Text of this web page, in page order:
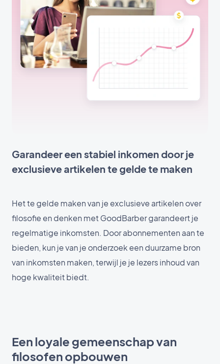
Garandeer een stabiel inkomen door je
exclusieve artikelen te gelde te maken
Het te gelde maken van je exclusieve artikelen over
filosofie en denken met GoodBarber garandeert je
regelmatige inkomsten. Door abonnementen aan te
bieden, kun je van je onderzoek een duurzame bron
van inkomsten maken, terwijl je je lezers inhoud van
hoge kwaliteit biedt.
Een loyale gemeenschap van
filosofen opbouwen